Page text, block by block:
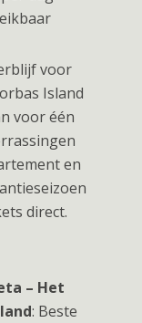
– Het
: Beste